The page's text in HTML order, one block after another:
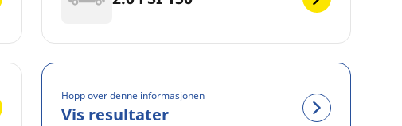
Hopp over denne informasjonen
Vis resultater